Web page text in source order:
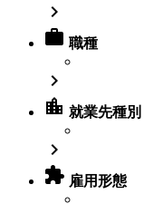

 職種

location_city 就業先種別

 雇用形態